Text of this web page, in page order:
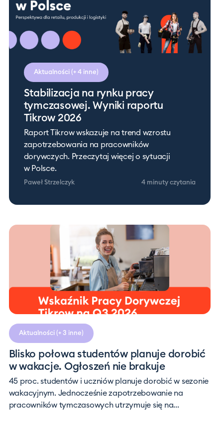
Aktualności (+ 4 inne)
Stabilizacja na rynku pracy
tymczasowej. Wyniki raportu
Tikrow 2026
Raport Tikrow wskazuje na trend wzrostu
zapotrzebowania na pracowników
dorywczych. Przeczytaj więcej o sytuacji
w Polsce.
Paweł Strzelczyk 4 minuty czytania
Aktualności (+ 3 inne)
Blisko połowa studentów planuje dorobić
w wakacje. Ogłoszeń nie brakuje
45 proc. studentów i uczniów planuje dorobić w sezonie
wakacyjnym. Jednocześnie zapotrzebowanie na
pracowników tymczasowych utrzymuje się na...